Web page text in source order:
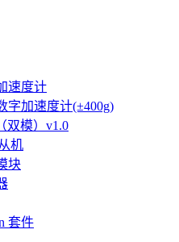
速度计
字加速度计(±400g)
双模）v1.0
机
块
套件